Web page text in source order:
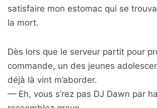
satisfaire mon estomac qui se
la mort.
Dès lors que le serveur partit pour
commande, un des jeunes
déjà là vint m’aborder.
— Eh, vous s’rez pas DJ Dawn par